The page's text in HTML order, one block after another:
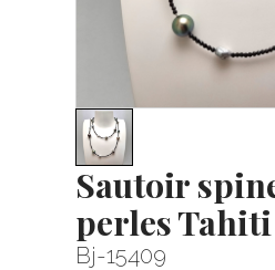
Sautoir
perles Tahiti
Bj-15409